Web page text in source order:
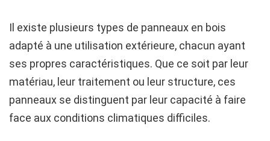
Il existe plusieurs types de panneaux en bois
adapté à une utilisation extérieure, chacun ayant
ses propres caractéristiques. Que ce soit par leur
matériau, leur traitement ou leur structure, ces
panneaux se distinguent par leur capacité à faire
face aux conditions climatiques difficiles.